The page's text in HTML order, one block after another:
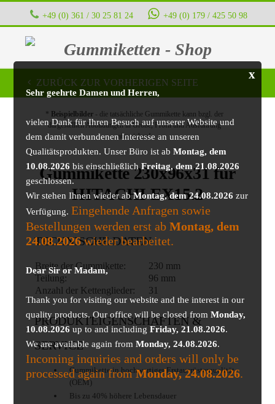
+49 (0) 361 / 30 25 81 24 +49 (0) 179 / 425 50 98
Gummiketten - Shop
x
Sehr geehrte Damen und Herren,
vielen Dank für Ihren Besuch auf unserer Website und
dem damit verbundenen Interesse an unseren
Qualitätsprodukten. Unser Büro ist abMontag, dem
10.08.2026 bis einschließlichFreitag, dem 21.08.2026
geschlossen.
Wir stehen Ihnen wieder abMontag, dem 24.08.2026 zur
Verfügung. Eingehende Anfragen sowie
Bestellungen werden erst abMontag, dem
24.08.2026wieder bearbeitet.
Dear Sir or Madam,
Thank you for visiting our website and the interest in our
quality products. Our office will be closed fromMonday,
10.08.2026 up to and includingFriday, 21.08.2026.
We are available again fromMonday, 24.08.2026.
Incoming inquiries and orders will only be
processed again fromMonday, 24.08.2026.
ZURÜCK ZUR VORHERIGEN SEITE
* Beispielbilder - die tatsächliche Gummikette kann bzgl. der
dargestellten Abbildungen in Größe, Profil und Ausführung
abweichen!
Gummikette 230x96x31 für
HITACHI EX15.2
TECHNISCHE DATEN
Breite der Gummikette:
230 mm
Teilung:
96 mm
Anzahl der Kettenglieder:
31
PRODUKTEIGENSCHAFTEN &
SERVICE
Gummikette in hochwertiger Erstausrüsterqualität
(OEM)
Bis zu 40% höhere Lebensdauer